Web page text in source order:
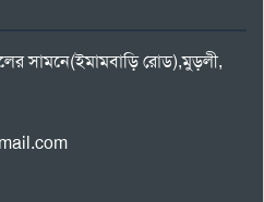
সামনে(ইমামবাড়ি রোড),মুড়লী,